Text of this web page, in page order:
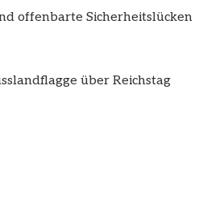
offenbarte Sicherheitslücken
über Reichstag